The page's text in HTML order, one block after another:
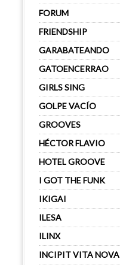
FORUM
FRIENDSHIP
GARABATEANDO
GATOENCERRAO
GIRLS SING
GOLPE VACÍO
GROOVES
HÉCTOR FLAVIO
HOTEL GROOVE
I GOT THE FUNK
IKIGAI
ILESA
ILINX
INCIPIT VITA NOVA